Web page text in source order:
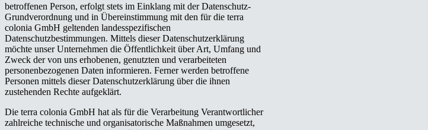
betroffenen Person, erfolgt stets im Einklang mit der Datenschutz-
Grundverordnung und in Übereinstimmung mit den für die terra
colonia GmbH geltenden landesspezifischen
Datenschutzbestimmungen. Mittels dieser Datenschutzerklärung
möchte unser Unternehmen die Öffentlichkeit über Art, Umfang und
Zweck der von uns erhobenen, genutzten und verarbeiteten
personenbezogenen Daten informieren. Ferner werden betroffene
Personen mittels dieser Datenschutzerklärung über die ihnen
zustehenden Rechte aufgeklärt.
Die terra colonia GmbH hat als für die Verarbeitung Verantwortlicher
zahlreiche technische und organisatorische Maßnahmen umgesetzt,